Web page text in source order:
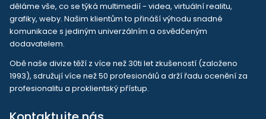
děláme vše, co se týká multimedií - videa, virtuální realitu,
grafiky, weby. Našim klientům to přináší výhodu snadné
komunikace s jediným univerzálním a osvědčeným
dodavatelem.
Obě naše divize těží z více než 30ti let zkušeností (založeno
1993), sdružují více než 50 profesionálů a drží řadu ocenění za
profesionalitu a proklientský přístup.